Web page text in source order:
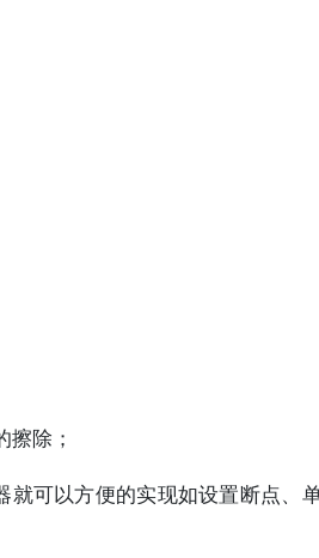
擦除；
就可以方便的实现如设置断点、